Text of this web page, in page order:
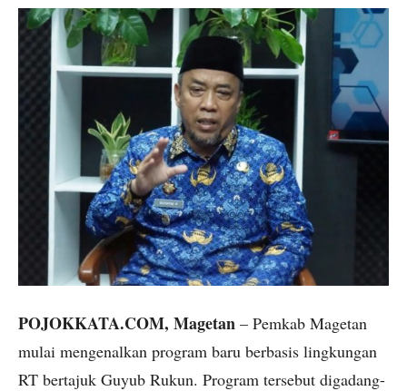
POJOKKATA.COM, Magetan – Pemkab Magetan
mulai mengenalkan program baru berbasis lingkungan
RT bertajuk Guyub Rukun. Program tersebut digadang-